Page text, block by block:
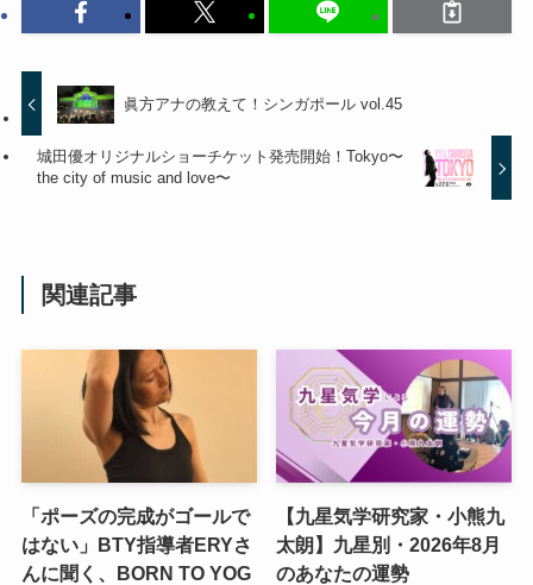
眞方アナの教えて！シンガポール vol.45
城田優オリジナルショーチケット発売開始！Tokyo〜
the city of music and love〜
関連記事
「ポーズの完成がゴールで
はない」BTY指導者ERYさ
んに聞く、BORN TO YOG
【九星気学研究家・小熊九
太朗】九星別・2026年8月
のあなたの運勢